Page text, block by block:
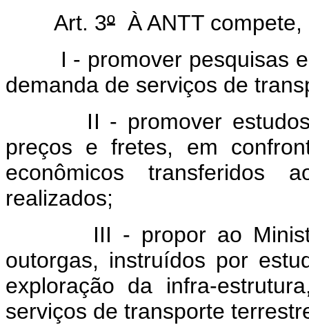
Art. 3º À ANTT
I - promover pesquisas e
demanda de serviços de
II - promover estudos
preços e fretes, em
econômicos transferidos
realizados;
III - propor ao
outorgas, instruídos por
exploração da infra-
serviços de transporte